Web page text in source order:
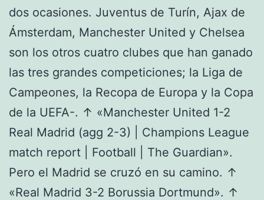
dos ocasiones. Juventus de Turín, Ajax de
Ámsterdam, Manchester United y Chelsea
son los otros cuatro clubes que han ganado
las tres grandes competiciones; la Liga de
Campeones, la Recopa de Europa y la Copa
de la UEFA-. ↑ «Manchester United 1-2
Real Madrid (agg 2-3) | Champions League
match report | Football | The Guardian».
Pero el Madrid se cruzó en su camino. ↑
«Real Madrid 3-2 Borussia Dortmund». ↑